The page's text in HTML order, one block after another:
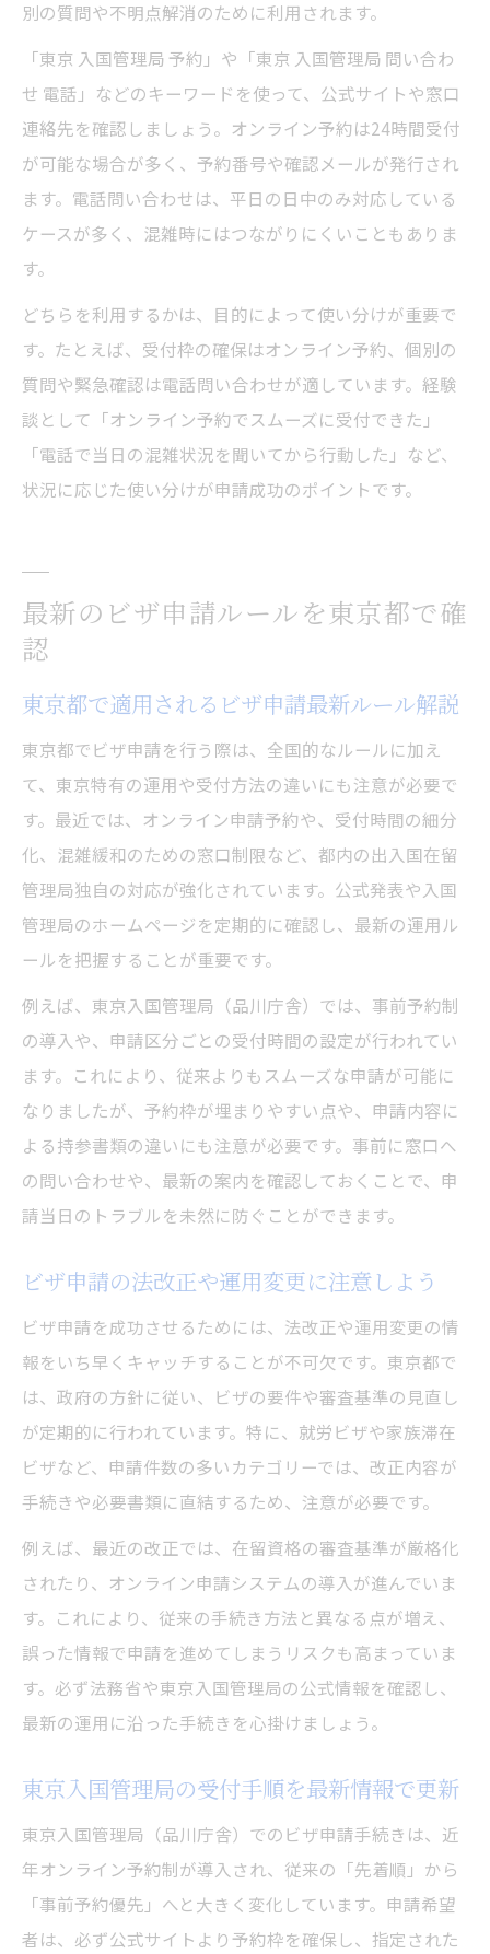
別の質問や不明点解消のために利用されます。
「東京 入国管理局 予約」や「東京 入国管理局 問い合わ
せ 電話」などのキーワードを使って、公式サイトや窓口
連絡先を確認しましょう。オンライン予約は24時間受付
が可能な場合が多く、予約番号や確認メールが発行され
ます。電話問い合わせは、平日の日中のみ対応している
ケースが多く、混雑時にはつながりにくいこともありま
す。
どちらを利用するかは、目的によって使い分けが重要で
す。たとえば、受付枠の確保はオンライン予約、個別の
質問や緊急確認は電話問い合わせが適しています。経験
談として「オンライン予約でスムーズに受付できた」
「電話で当日の混雑状況を聞いてから行動した」など、
状況に応じた使い分けが申請成功のポイントです。
最新のビザ申請ルールを東京都で確
認
東京都で適用されるビザ申請最新ルール解説
東京都でビザ申請を行う際は、全国的なルールに加え
て、東京特有の運用や受付方法の違いにも注意が必要で
す。最近では、オンライン申請予約や、受付時間の細分
化、混雑緩和のための窓口制限など、都内の出入国在留
管理局独自の対応が強化されています。公式発表や入国
管理局のホームページを定期的に確認し、最新の運用ル
ールを把握することが重要です。
例えば、東京入国管理局（品川庁舎）では、事前予約制
の導入や、申請区分ごとの受付時間の設定が行われてい
ます。これにより、従来よりもスムーズな申請が可能に
なりましたが、予約枠が埋まりやすい点や、申請内容に
よる持参書類の違いにも注意が必要です。事前に窓口へ
の問い合わせや、最新の案内を確認しておくことで、申
請当日のトラブルを未然に防ぐことができます。
ビザ申請の法改正や運用変更に注意しよう
ビザ申請を成功させるためには、法改正や運用変更の情
報をいち早くキャッチすることが不可欠です。東京都で
は、政府の方針に従い、ビザの要件や審査基準の見直し
が定期的に行われています。特に、就労ビザや家族滞在
ビザなど、申請件数の多いカテゴリーでは、改正内容が
手続きや必要書類に直結するため、注意が必要です。
例えば、最近の改正では、在留資格の審査基準が厳格化
されたり、オンライン申請システムの導入が進んでいま
す。これにより、従来の手続き方法と異なる点が増え、
誤った情報で申請を進めてしまうリスクも高まっていま
す。必ず法務省や東京入国管理局の公式情報を確認し、
最新の運用に沿った手続きを心掛けましょう。
東京入国管理局の受付手順を最新情報で更新
東京入国管理局（品川庁舎）でのビザ申請手続きは、近
年オンライン予約制が導入され、従来の「先着順」から
「事前予約優先」へと大きく変化しています。申請希望
者は、必ず公式サイトより予約枠を確保し、指定された